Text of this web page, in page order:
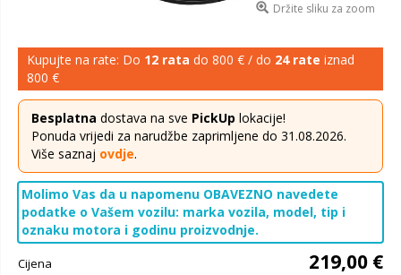
Držite sliku za zoom
Kupujte na rate: Do 12 rata do 800 € / do 24 rate iznad
800 €
Besplatna dostava na sve PickUp lokacije!
Ponuda vrijedi za narudžbe zaprimljene do 31.08.2026.
Više saznaj ovdje.
Molimo Vas da u napomenu OBAVEZNO navedete
podatke o Vašem vozilu: marka vozila, model, tip i
oznaku motora i godinu proizvodnje.
Cijena 219,00 €